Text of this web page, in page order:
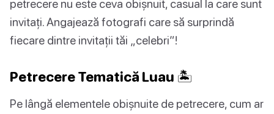
petrecere nu este ceva obișnuit, casual la care sunt
invitați. Angajează fotografi care să surprindă
fiecare dintre invitații tăi „celebri”!
Petrecere Tematică Luau 🏝️
Pe lângă elementele obișnuite de petrecere, cum ar